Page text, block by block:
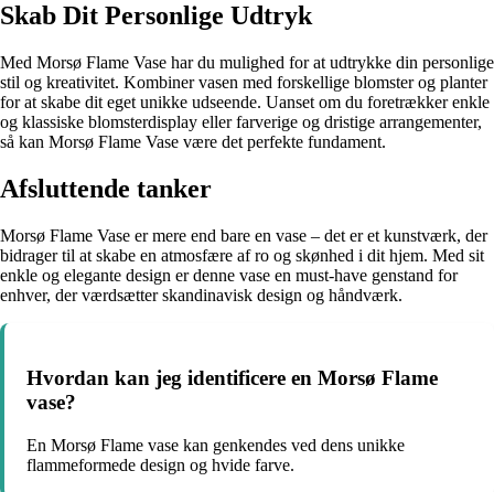
Skab Dit Personlige Udtryk
Med Morsø Flame Vase har du mulighed for at udtrykke din personlige
stil og kreativitet. Kombiner vasen med forskellige blomster og planter
for at skabe dit eget unikke udseende. Uanset om du foretrækker enkle
og klassiske blomsterdisplay eller farverige og dristige arrangementer,
så kan Morsø Flame Vase være det perfekte fundament.
Afsluttende tanker
Morsø Flame Vase er mere end bare en vase – det er et kunstværk, der
bidrager til at skabe en atmosfære af ro og skønhed i dit hjem. Med sit
enkle og elegante design er denne vase en must-have genstand for
enhver, der værdsætter skandinavisk design og håndværk.
Hvordan kan jeg identificere en Morsø Flame
vase?
En Morsø Flame vase kan genkendes ved dens unikke
flammeformede design og hvide farve.